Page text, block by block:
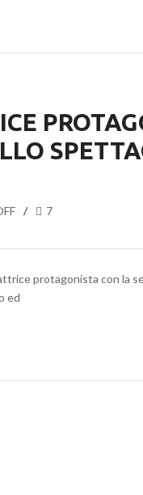
7
protagonista con la
ed